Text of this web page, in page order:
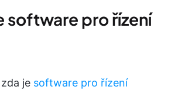
software pro řízení
je software pro řízení